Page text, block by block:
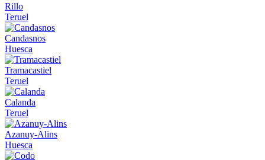
Rillo
Teruel
Candasnos
Huesca
Tramacastiel
Teruel
Calanda
Teruel
Azanuy-Alins
Huesca